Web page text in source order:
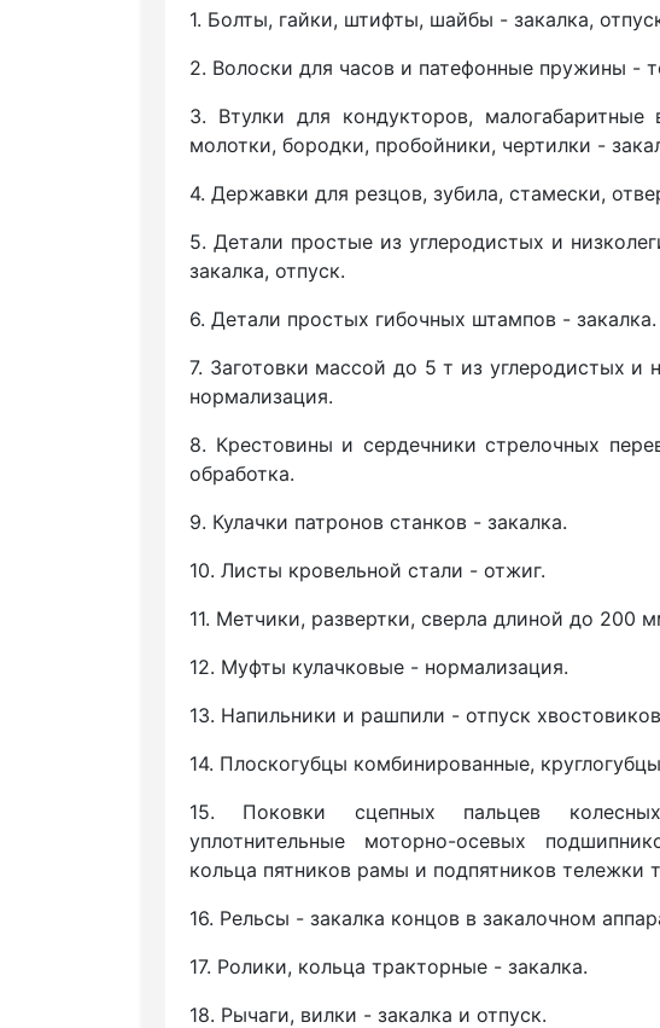
1. Болты, гайки, штифты, шайбы - закалка,
2. Волоски для часов и патефонные пружины -
3. Втулки для кондукторов, малогабаритные
молотки, бородки, пробойники, чертилки -
4. Державки для резцов, зубила, стамески,
5. Детали простые из углеродистых и
закалка, отпуск.
6. Детали простых гибочных штампов - закалка.
7. Заготовки массой до 5 т из углеродистых и
нормализация.
8. Крестовины и сердечники стрелочных
обработка.
9. Кулачки патронов станков - закалка.
10. Листы кровельной стали - отжиг.
11. Метчики, развертки, сверла длиной до 200
12. Муфты кулачковые - нормализация.
13. Напильники и рашпили - отпуск
14. Плоскогубцы комбинированные,
15. Поковки сцепных пальцев
уплотнительные моторно-осевых
кольца пятников рамы и подпятников тележки
16. Рельсы - закалка концов в закалочном
17. Ролики, кольца тракторные - закалка.
18. Рычаги, вилки - закалка и отпуск.